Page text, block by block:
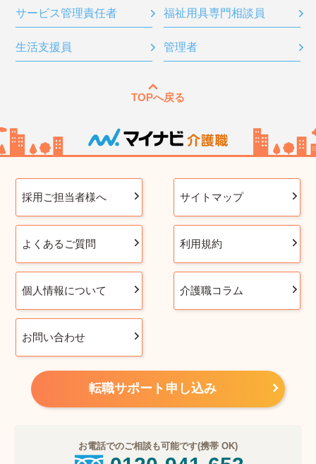
サービス管理責任者 福祉用具専門相談員
生活支援員 管理者
TOPへ戻る
採用ご担当者様へ サイトマップ
よくあるご質問 利用規約
個人情報について 介護職コラム
お問い合わせ
転職サポート申し込み
お電話でのご相談も可能です(携帯 OK)